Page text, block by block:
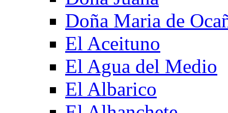
Doña Maria de
El Aceituno
El Agua del Medio
El Albarico